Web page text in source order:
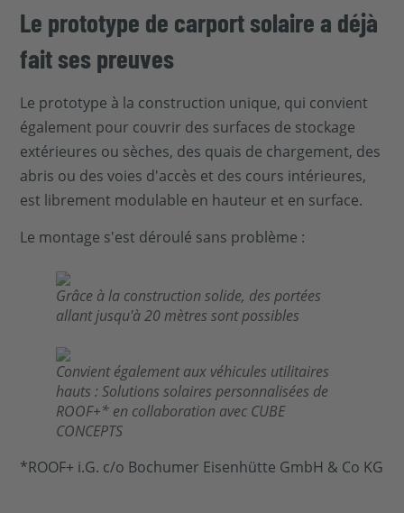
Le prototype de carport solaire a déjà
fait ses preuves
Le prototype à la construction unique, qui convient
également pour couvrir des surfaces de stockage
extérieures ou sèches, des quais de chargement, des
abris ou des voies d'accès et des cours intérieures,
est librement modulable en hauteur et en surface.
Le montage s'est déroulé sans problème :
Grâce à la construction solide, des portées
allant jusqu'à 20 mètres sont possibles
Convient également aux véhicules utilitaires
hauts : Solutions solaires personnalisées de
ROOF+* en collaboration avec CUBE
CONCEPTS
*ROOF+ i.G. c/o Bochumer Eisenhütte GmbH & Co KG